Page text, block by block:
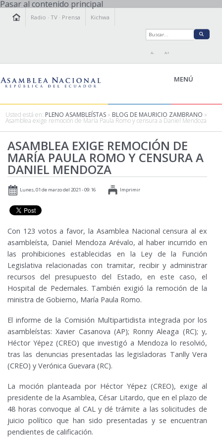
Pasar al contenido principal
Radio ·TV · Prensa Kichwa
A- A+
MENÚ
LEGISLAMOS
FISCALIZAMOS
TRANSPARENCIA
PRENSA
PARTICIPACIÓN
RELACIONES INTERNACIONALES
Usted está en: PLENO ASAMBLEÍSTAS » BLOG DE MAURICIO ZAMBRANO »
Asamblea exige remoción de María Paula Romo y censura a Daniel Mendoza
ASAMBLEA EXIGE REMOCIÓN DE
MARÍA PAULA ROMO Y CENSURA A
DANIEL MENDOZA
Lunes, 01 de marzo del 2021 - 09:16 Imprimir
Con 123 votos a favor, la Asamblea Nacional censura al ex
asambleísta, Daniel Mendoza Arévalo, al haber incurrido en
las prohibiciones establecidas en la Ley de la Función
Legislativa relacionadas con tramitar, recibir y administrar
recursos del presupuesto del Estado, en este caso, el
Hospital de Pedernales. También exigió la remoción de la
ministra de Gobierno, María Paula Romo.
El informe de la Comisión Multipartidista integrada por los
asambleístas: Xavier Casanova (AP); Ronny Aleaga (RC); y,
Héctor Yépez (CREO) que investigó a Mendoza lo resolvió,
tras las denuncias presentadas las legisladoras Tanlly Vera
(CREO) y Verónica Guevara (RC).
La moción planteada por Héctor Yépez (CREO), exige al
presidente de la Asamblea, César Litardo, que en el plazo de
48 horas convoque al CAL y dé trámite a las solicitudes de
juicio político que han sido presentadas y se encuentran
pendientes de calificación.